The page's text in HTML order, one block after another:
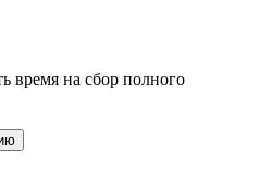
время на сбор полного